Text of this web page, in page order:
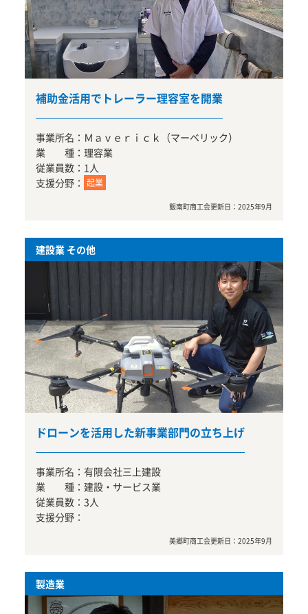
補助金活用でトレーラー理容室を開業
事業所名： Ｍａｖｅｒｉｃｋ（マーベリック）
業 種： 理容業
従業員数： 1人
支援分野： 起業
飯南町商工会更新日： 2025年9月
建設業 その他
ドローンを活用した新事業部門の立ち上げ
事業所名： 有限会社三上建設
業 種： 建設・サービス業
従業員数： 3人
支援分野：
美郷町商工会更新日： 2025年9月
製造業